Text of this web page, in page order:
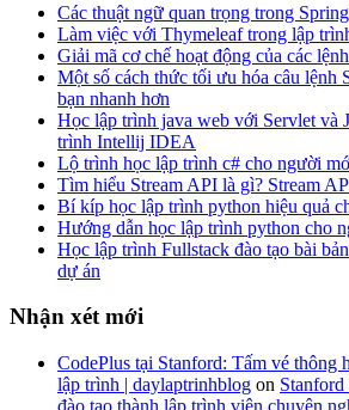
Các thuật ngữ quan trọng trong
Làm việc với Thymeleaf trong lập
Giải mã cơ chế hoạt động của các
Một số cách thức tối ưu hóa câu lệnh
bạn nhanh hơn
Học lập trình java web với Servlet và
trình Intellij IDEA
Lộ trình học lập trình c# cho người
Tìm hiểu Stream API là gì? Stream
Bí kíp học lập trình python hiệu quả
Hướng dẫn học lập trình python cho
Học lập trình Fullstack đào tạo bài
dự án
Nhận xét mới
CodePlus tại Stanford: Tấm vé thông
lập trình | daylaptrinhblog on